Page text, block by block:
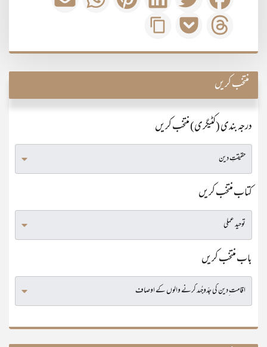
منتخب کریں
درجہ بندی (کٹیگری) منتخب کریں
کتاب منتخب کریں
باب منتخب کریں